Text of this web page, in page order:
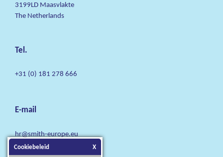
Cookiebeleid X
3199LD Maasvlakte
The Netherlands
Tel.
+31 (0) 181 278 666
E-mail
hr@smith-europe.eu